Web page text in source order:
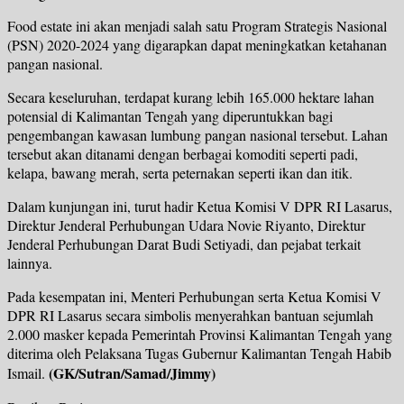
Food estate ini akan menjadi salah satu Program Strategis Nasional
(PSN) 2020-2024 yang digarapkan dapat meningkatkan ketahanan
pangan nasional.
Secara keseluruhan, terdapat kurang lebih 165.000 hektare lahan
potensial di Kalimantan Tengah yang diperuntukkan bagi
pengembangan kawasan lumbung pangan nasional tersebut. Lahan
tersebut akan ditanami dengan berbagai komoditi seperti padi,
kelapa, bawang merah, serta peternakan seperti ikan dan itik.
Dalam kunjungan ini, turut hadir Ketua Komisi V DPR RI Lasarus,
Direktur Jenderal Perhubungan Udara Novie Riyanto, Direktur
Jenderal Perhubungan Darat Budi Setiyadi, dan pejabat terkait
lainnya.
Pada kesempatan ini, Menteri Perhubungan serta Ketua Komisi V
DPR RI Lasarus secara simbolis menyerahkan bantuan sejumlah
2.000 masker kepada Pemerintah Provinsi Kalimantan Tengah yang
diterima oleh Pelaksana Tugas Gubernur Kalimantan Tengah Habib
Ismail. (GK/Sutran/Samad/Jimmy)